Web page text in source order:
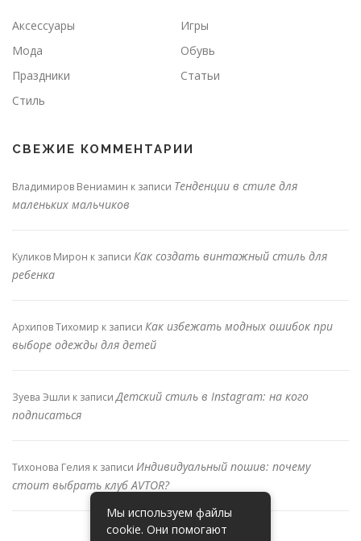
Аксессуары
Игры
Мода
Обувь
Праздники
Статьи
Стиль
СВЕЖИЕ КОММЕНТАРИИ
Владимиров Вениамин к записи Тенденции в стиле для
маленьких мальчиков
Куликов Мирон к записи Как создать винтажный стиль для
ребенка
Архипов Тихомир к записи Как избежать модных ошибок при
выборе одежды для детей
Зуева Эшли к записиДетский стиль в Instagram: на кого
подписаться
Тихонова Гелия к записи Индивидуальный пошив: почему
стоит выбрать клуб AVTOR?
Мы используем файлы
cookie. Они помогают